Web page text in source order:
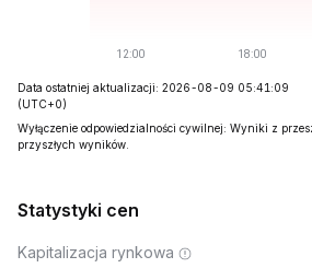
Data ostatniej aktualizacji: 2026-08-09 05:41:09
(UTC+0)
Wyłączenie odpowiedzialności cywilnej: Wyniki z
przyszłych wyników.
Statystyki cen
Kapitalizacja rynkowa